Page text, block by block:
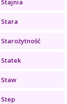
Stajnia
Stara
Starożytność
Statek
Staw
Step